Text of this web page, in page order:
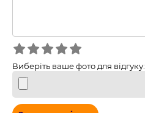
Виберіть ваше фото для відгуку: